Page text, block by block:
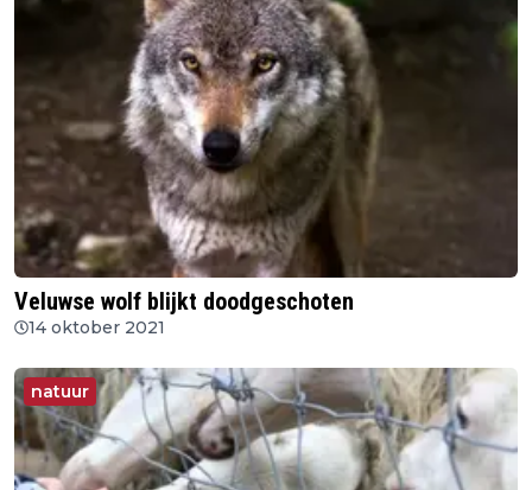
Veluwse wolf blijkt doodgeschoten
14 oktober 2021
natuur